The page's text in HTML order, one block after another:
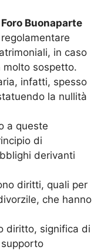
Buonaparte
in caso
molto sospetto.
infatti, spesso
la nullità
a queste
di
derivanti
diritti, quali per
che hanno
diritto, significa di